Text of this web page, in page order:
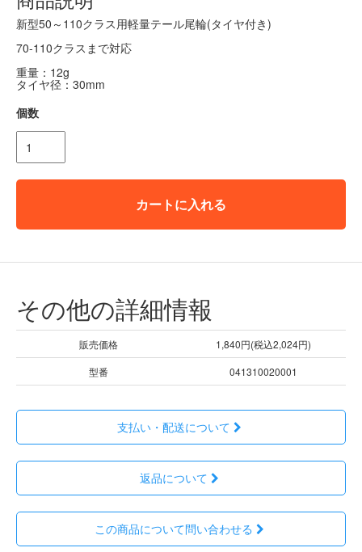
新型50～110クラス用軽量テール尾輪(タイヤ付き)
70-110クラスまで対応
重量：12g
タイヤ径：30mm
個数
カートに入れる
その他の詳細情報
販売価格
1,840円(税込2,024円)
型番
041310020001
支払い・配送について
返品について
この商品について問い合わせる